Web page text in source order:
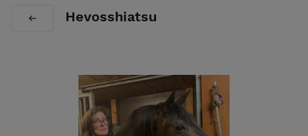
4. Bioresonanssihoito
6. Kurssit ja materiaalit
7. Lahjakortit
Hevosshiatsu